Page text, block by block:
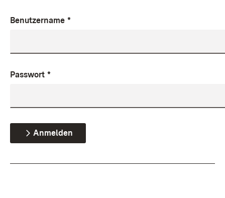
Benutzername *
Passwort *
Anmelden